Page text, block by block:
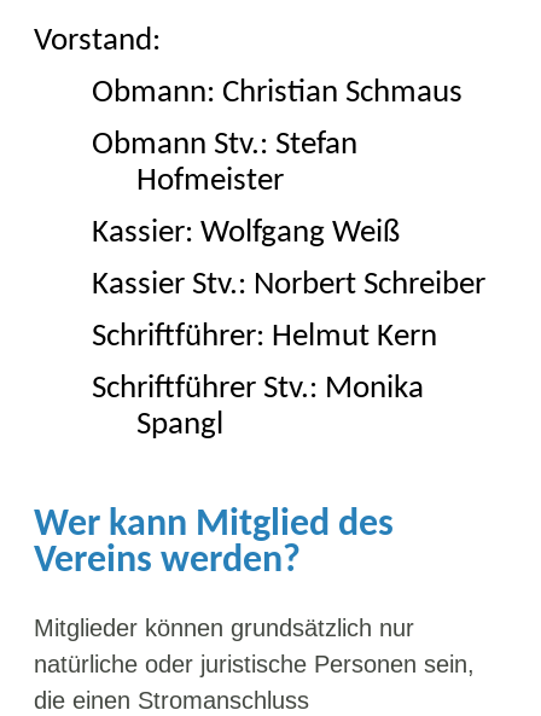
Vorstand:
Obmann: Christian Schmaus
Obmann Stv.: Stefan
Hofmeister
Kassier: Wolfgang Weiß
Kassier Stv.: Norbert Schreiber
Schriftführer: Helmut Kern
Schriftführer Stv.: Monika
Spangl
Wer kann Mitglied des
Vereins werden?
Mitglieder können grundsätzlich nur
natürliche oder juristische Personen sein,
die einen Stromanschluss